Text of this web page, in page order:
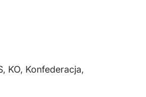
KO, Konfederacja,